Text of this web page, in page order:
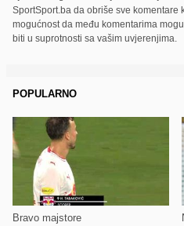
SportSport.ba da obriše sve komentare
mogućnost da među komentarima
biti u suprotnosti sa vašim uvjerenjima.
POPULARNO
Bravo majstore